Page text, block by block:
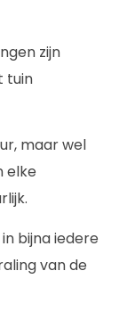
zijn
tuin
maar wel
elke
bijna iedere
van de